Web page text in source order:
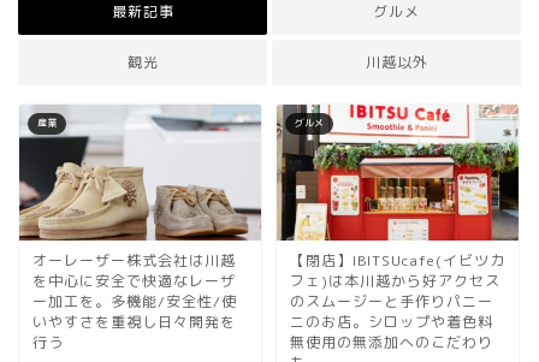
最新記事 グルメ
観光 川越以外
産業
オーレーザー株式会社は川越
を中心に安全で快適なレーザ
ー加工を。多機能/安全性/使
いやすさを重視し日々開発を
行う
グルメ
【閉店】IBITSUcafe(イビツカ
フェ)は本川越から好アクセス
のスムージーと手作りパニー
ニのお店。シロップや着色料
無使用の無添加へのこだわり